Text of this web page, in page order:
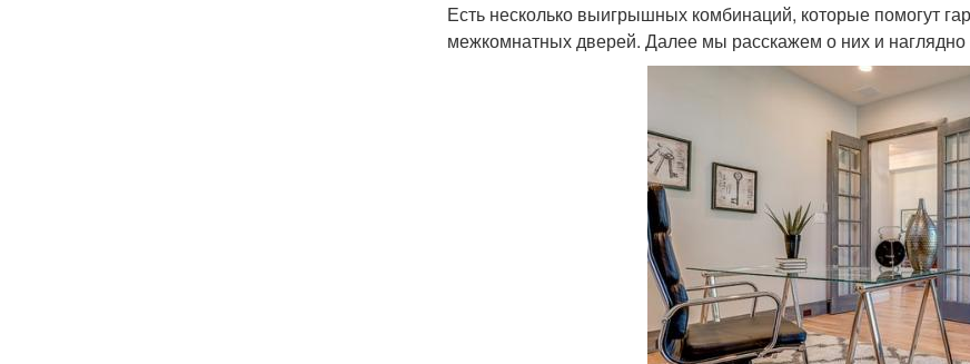
Есть несколько выигрышных комбинаций, которые помогут
межкомнатных дверей. Далее мы расскажем о них и